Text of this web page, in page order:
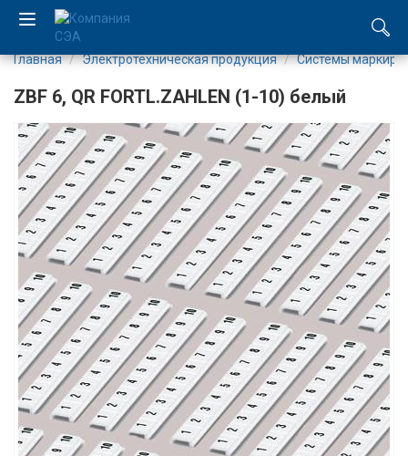
Компания
Каталог
Производство
Услуги
Новости
Вакансии
Вход/
Главная Электротехническая продукция Системы
ZBF 6, QR FORTL.ZAHLEN (1-10) белый